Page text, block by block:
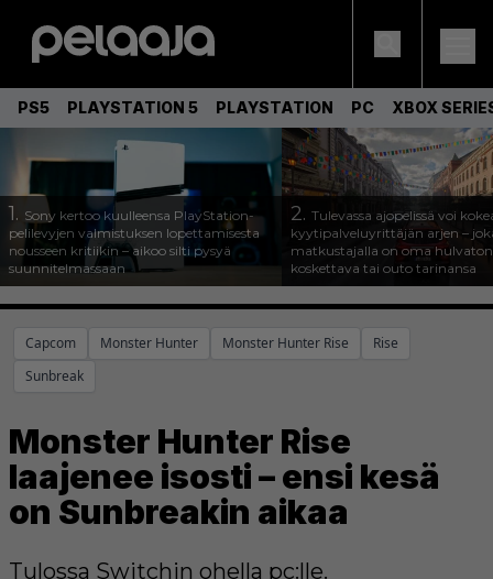
PS5 PLAYSTATION 5 PLAYSTATION PC XBOX
1. Sony kertoo kuulleensa PlayStation-
pelilevyjen valmistuksen lopettamisesta
nousseen kritiikin – aikoo silti pysyä
suunnitelmassaan
2. Tulevassa ajopelissä voi
kyytipalveluyrittäjän arjen –
matkustajalla on oma
koskettava tai outo tarinansa
Capcom Monster Hunter Monster Hunter Rise
Rise
Sunbreak
Monster Hunter Rise
laajenee isosti – ensi kesä
on Sunbreakin aikaa
Tulossa Switchin ohella pc:lle.